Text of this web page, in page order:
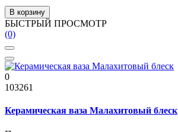
В корзину
БЫСТРЫЙ ПРОСМОТР
(0)
0
103261
Керамическая ваза Малахитовый блеск